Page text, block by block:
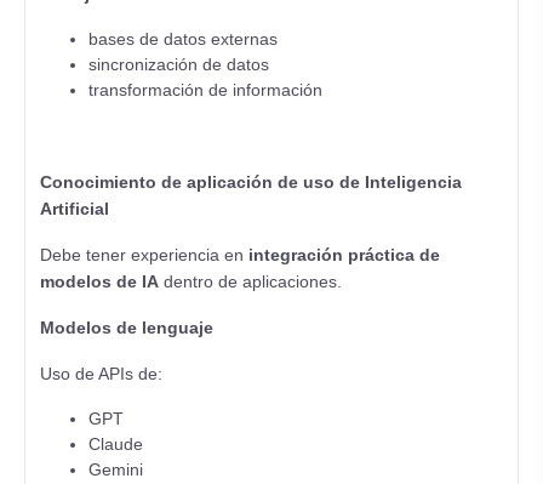
bases de datos externas
sincronización de datos
transformación de información
Conocimiento de aplicación de uso de Inteligencia
Artificial
Debe tener experiencia en integración práctica de
modelos de IA dentro de aplicaciones.
Modelos de lenguaje
Uso de APIs de:
GPT
Claude
Gemini